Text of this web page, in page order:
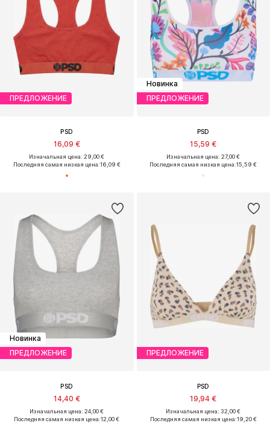
ПРЕДЛОЖЕНИЕ
PSD
16,09 €
Изначальная цена: 29,00 €
Последняя самая низкая цена:16,09 €
Новинка
ПРЕДЛОЖЕНИЕ
PSD
15,59 €
Изначальная цена: 27,00 €
Последняя самая низкая цена:15,59 €
Новинка
ПРЕДЛОЖЕНИЕ
PSD
14,40 €
Изначальная цена: 24,00 €
Последняя самая низкая цена:12,00 €
ПРЕДЛОЖЕНИЕ
PSD
19,94 €
Изначальная цена: 32,00 €
Последняя самая низкая цена:19,20 €